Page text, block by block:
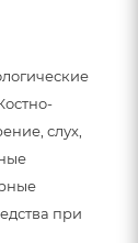
слух,
при